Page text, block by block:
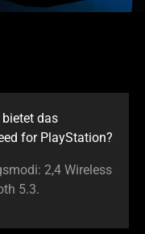
das
for PlayStation?
2,4 Wireless
5.3.